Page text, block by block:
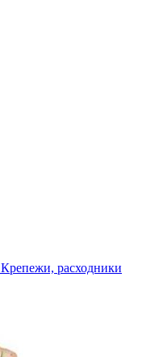
Крепежи, расходники